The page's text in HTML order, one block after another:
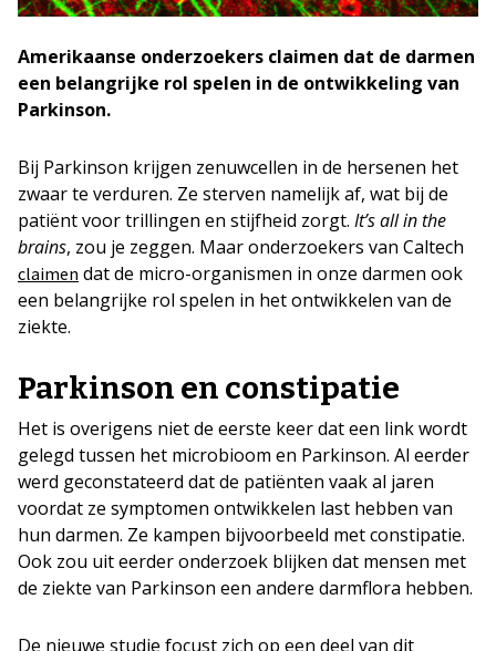
Amerikaanse onderzoekers claimen dat de darmen
een belangrijke rol spelen in de ontwikkeling van
Parkinson.
Bij Parkinson krijgen zenuwcellen in de hersenen het
zwaar te verduren. Ze sterven namelijk af, wat bij de
patiënt voor trillingen en stijfheid zorgt. It’s all in the
brains, zou je zeggen. Maar onderzoekers van Caltech
claimen dat de micro-organismen in onze darmen ook
een belangrijke rol spelen in het ontwikkelen van de
ziekte.
Parkinson en constipatie
Het is overigens niet de eerste keer dat een link wordt
gelegd tussen het microbioom en Parkinson. Al eerder
werd geconstateerd dat de patiënten vaak al jaren
voordat ze symptomen ontwikkelen last hebben van
hun darmen. Ze kampen bijvoorbeeld met constipatie.
Ook zou uit eerder onderzoek blijken dat mensen met
de ziekte van Parkinson een andere darmflora hebben.
De nieuwe studie focust zich op een deel van dit